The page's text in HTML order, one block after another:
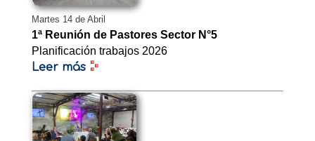
Martes 14 de Abril
1ª Reunión de Pastores Sector N°5
Planificación trabajos 2026
Leer más